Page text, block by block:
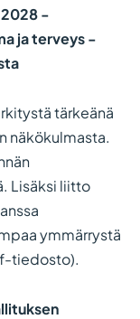
2028 -
ja terveys -
tärkeänä
näkökulmasta.
Lisäksi liitto
ymmärrystä
tiedosto).